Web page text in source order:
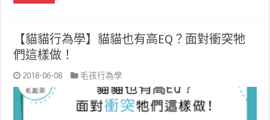
【貓貓行為學】貓貓也有高EQ？面對衝突牠
們這樣做！
2018-06-08 毛孩行為學